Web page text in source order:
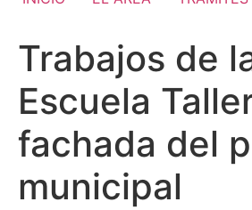
Trabajos de
Escuela
fachada del
municipal